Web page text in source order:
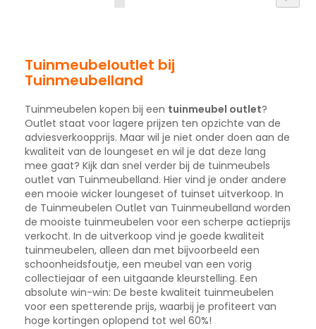
pagina
Tuinmeubeloutlet bij
Tuinmeubelland
Tuinmeubelen kopen bij een tuinmeubel outlet?
Outlet staat voor lagere prijzen ten opzichte van de
adviesverkoopprijs. Maar wil je niet onder doen aan de
kwaliteit van de loungeset en wil je dat deze lang
mee gaat? Kijk dan snel verder bij de tuinmeubels
outlet van Tuinmeubelland. Hier vind je onder andere
een mooie wicker loungeset of tuinset uitverkoop. In
de Tuinmeubelen Outlet van Tuinmeubelland worden
de mooiste tuinmeubelen voor een scherpe actieprijs
verkocht. In de uitverkoop vind je goede kwaliteit
tuinmeubelen, alleen dan met bijvoorbeeld een
schoonheidsfoutje, een meubel van een vorig
collectiejaar of een uitgaande kleurstelling. Een
absolute win-win: De beste kwaliteit tuinmeubelen
voor een spetterende prijs, waarbij je profiteert van
hoge kortingen oplopend tot wel 60%!